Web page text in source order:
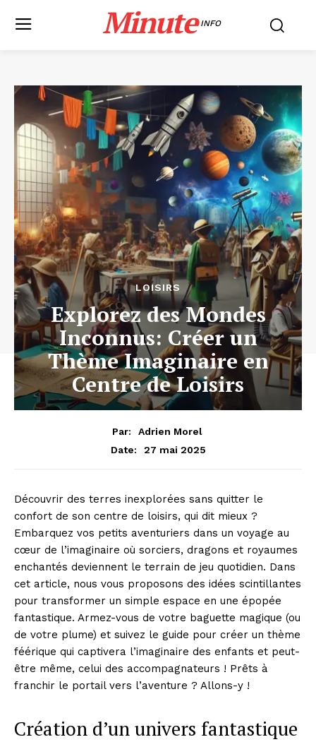
Minute INFO
LOISIRS
Explorez des Mondes
Inconnus: Créer un
Thème Imaginaire en
Centre de Loisirs
Par:
Adrien Morel
Date:
27 mai 2025
Découvrir des terres inexplorées sans quitter le
confort de son centre de loisirs, qui dit mieux ?
Embarquez vos petits aventuriers dans un voyage au
cœur de l’imaginaire où sorciers, dragons et royaumes
enchantés deviennent le terrain de jeu quotidien. Dans
cet article, nous vous proposons des idées scintillantes
pour transformer un simple espace en une épopée
fantastique. Armez-vous de votre baguette magique (ou
de votre plume) et suivez le guide pour créer un thème
féérique qui captivera l’imaginaire des enfants et peut-
être même, celui des accompagnateurs ! Prêts à
franchir le portail vers l’aventure ? Allons-y !
Création d’un univers fantastique